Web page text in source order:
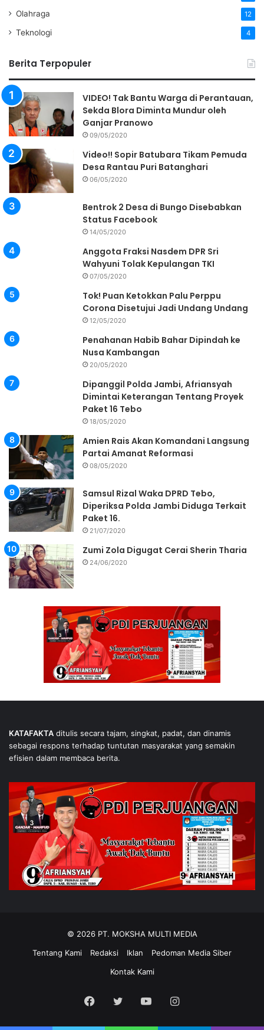
Olahraga 12
Teknologi 4
Berita Terpopuler
VIDEO! Tak Bantu Warga di Perantauan,
Sekda Blora Diminta Mundur oleh
Ganjar Pranowo
09/05/2020
Video!! Sopir Batubara Tikam Pemuda
Desa Rantau Puri Batanghari
06/05/2020
Bentrok 2 Desa di Bungo Disebabkan
Status Facebook
14/05/2020
Anggota Fraksi Nasdem DPR Sri
Wahyuni Tolak Kepulangan TKI
07/05/2020
Tok! Puan Ketokkan Palu Perppu
Corona Disetujui Jadi Undang Undang
12/05/2020
Penahanan Habib Bahar Dipindah ke
Nusa Kambangan
20/05/2020
Dipanggil Polda Jambi, Afriansyah
Dimintai Keterangan Tentang Proyek
Paket 16 Tebo
18/05/2020
Amien Rais Akan Komandani Langsung
Partai Amanat Reformasi
08/05/2020
Samsul Rizal Waka DPRD Tebo,
Diperiksa Polda Jambi Diduga Terkait
Paket 16.
21/07/2020
Zumi Zola Digugat Cerai Sherin Tharia
24/06/2020
KATAFAKTA ditulis secara tajam, singkat, padat, dan dinamis
sebagai respons terhadap tuntutan masyarakat yang semakin
efisien dalam membaca berita.
© 2026 PT. MOKSHA MULTI MEDIA
Tentang Kami
Redaksi Iklan
Pedoman Media Siber
Kontak Kami
Facebook
Twitter YouTubeInstagram